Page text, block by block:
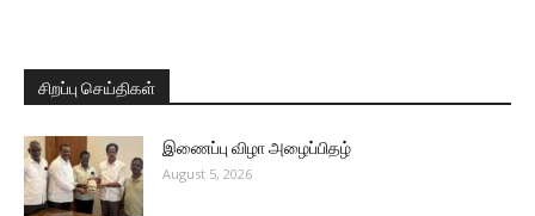
சிறப்பு செய்திகள்
இணைப்பு விழா அழைப்பிதழ்
August 5, 2026